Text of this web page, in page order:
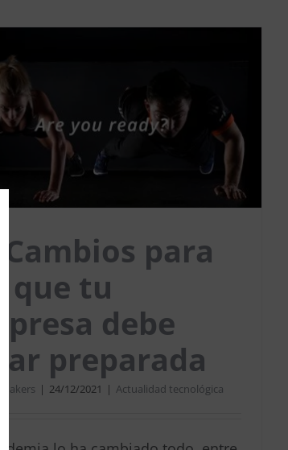
Cambios para
que tu
debe
preparada
Makers | 24/12/2021 | Actualidad tecnológica